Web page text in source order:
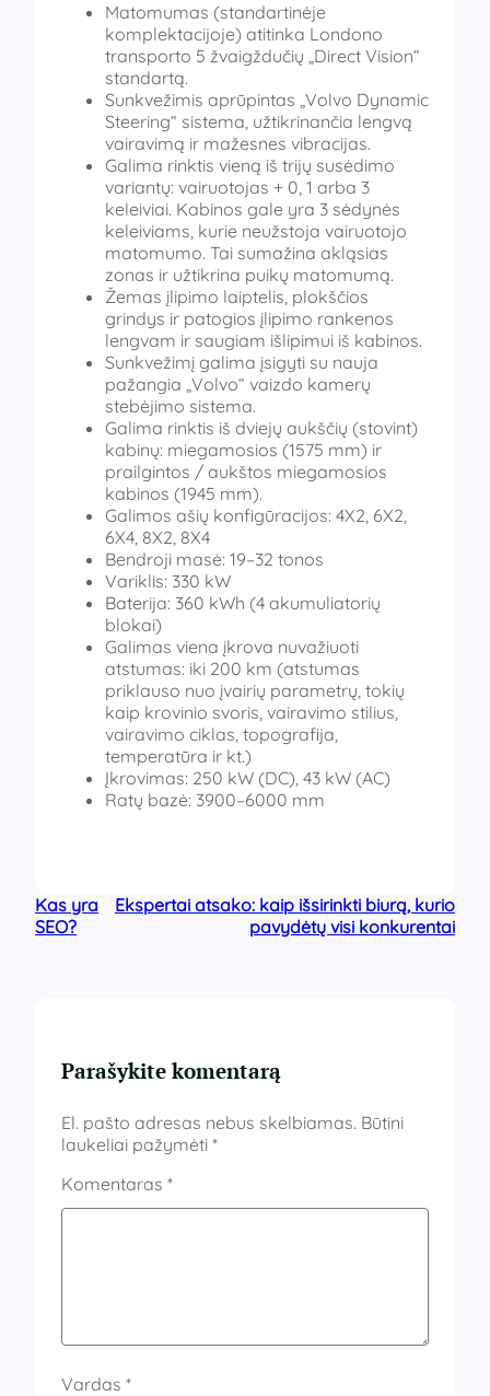
Matomumas (standartinėje
komplektacijoje) atitinka Londono
transporto 5 žvaigždučių „Direct Vision“
standartą.
Sunkvežimis aprūpintas „Volvo Dynamic
Steering“ sistema, užtikrinančia lengvą
vairavimą ir mažesnes vibracijas.
Galima rinktis vieną iš trijų susėdimo
variantų: vairuotojas + 0, 1 arba 3
keleiviai. Kabinos gale yra 3 sėdynės
keleiviams, kurie neužstoja vairuotojo
matomumo. Tai sumažina akląsias
zonas ir užtikrina puikų matomumą.
Žemas įlipimo laiptelis, plokščios
grindys ir patogios įlipimo rankenos
lengvam ir saugiam išlipimui iš kabinos.
Sunkvežimį galima įsigyti su nauja
pažangia „Volvo“ vaizdo kamerų
stebėjimo sistema.
Galima rinktis iš dviejų aukščių (stovint)
kabinų: miegamosios (1575 mm) ir
prailgintos / aukštos miegamosios
kabinos (1945 mm).
Galimos ašių konfigūracijos: 4X2, 6X2,
6X4, 8X2, 8X4
Bendroji masė: 19–32 tonos
Variklis: 330 kW
Baterija: 360 kWh (4 akumuliatorių
blokai)
Galimas viena įkrova nuvažiuoti
atstumas: iki 200 km (atstumas
priklauso nuo įvairių parametrų, tokių
kaip krovinio svoris, vairavimo stilius,
vairavimo ciklas, topografija,
temperatūra ir kt.)
Įkrovimas: 250 kW (DC), 43 kW (AC)
Ratų bazė: 3900–6000 mm
Kas yra
SEO?
­Ekspertai atsako: kaip išsirinkti biurą, kurio
pavydėtų visi konkurentai
Parašykite komentarą
El. pašto adresas nebus skelbiamas. Būtini
laukeliai pažymėti *
Komentaras *
Vardas *